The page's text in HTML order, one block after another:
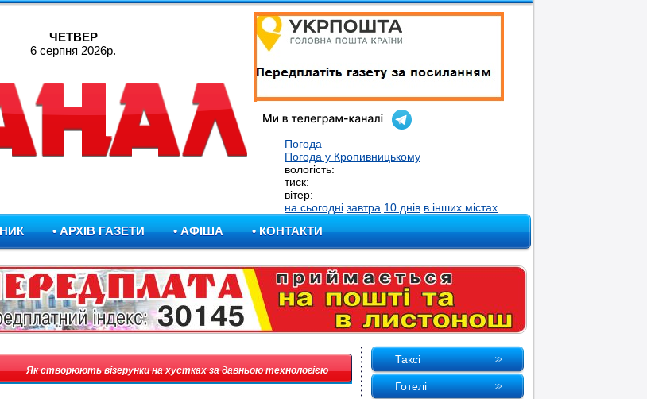
ЧЕТВЕР
6 серпня 2026р.
Погода
Погода у Кропивницькому
вологість:
тиск:
вітер:
на сьогодні завтра 10 днів в інших містах
• АРХІВ ГАЗЕТИ • АФІША • КОНТАКТИ
Як створюють візерунки на хустках за давньою технологією
Таксi
Готелi